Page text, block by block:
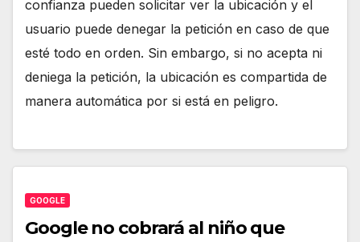
confianza pueden solicitar ver la ubicación y el
usuario puede denegar la petición en caso de que
esté todo en orden. Sin embargo, si no acepta ni
deniega la petición, la ubicación es compartida de
manera automática por si está en peligro.
GOOGLE
Google no cobrará al niño que